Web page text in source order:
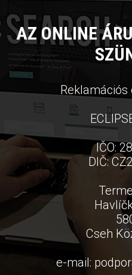
AZ ONLINE
Reklamációs
IČO:
DIČ:
Cseh
e-mail: